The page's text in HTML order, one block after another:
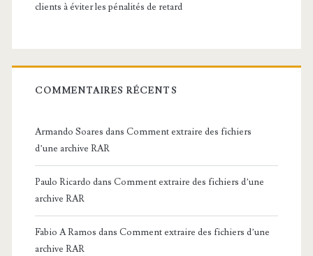
clients à éviter les pénalités de retard
COMMENTAIRES RÉCENTS
Armando Soares dans Comment extraire des fichiers
d’une archive RAR
Paulo Ricardo dans Comment extraire des fichiers d’une
archive RAR
Fabio A Ramos dans Comment extraire des fichiers d’une
archive RAR